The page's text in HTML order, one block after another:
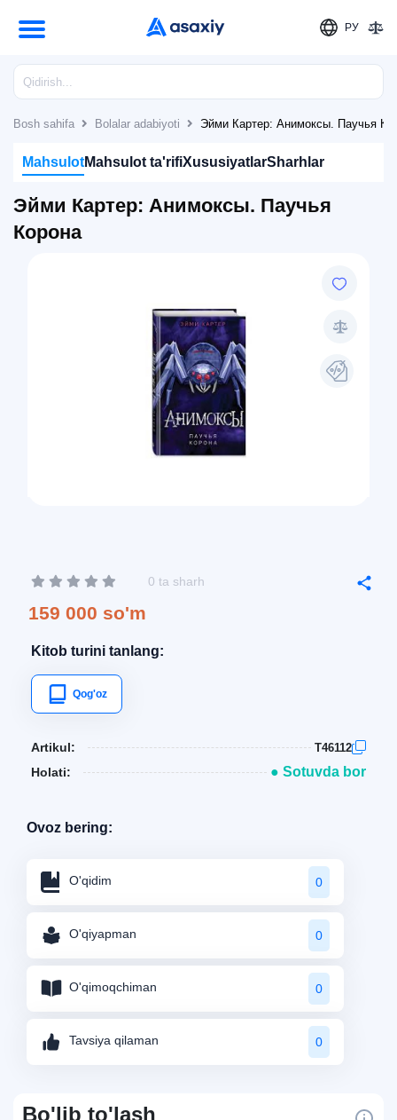
РУ
Bosh sahifa Bolalar adabiyoti Эйми Картер: Анимоксы. Паучья
MahsulotMahsulot ta'rifiXususiyatlarSharhlar
Эйми Картер: Анимоксы. Паучья
Корона
0 ta sharh
159 000 so'm
Kitob turini tanlang:
Qog'oz
Artikul: T46112
Holati: ● Sotuvda bor
Ovoz bering:
O'qidim 0
O'qiyapman 0
O'qimoqchiman 0
Tavsiya qilaman 0
Bo'lib to'lash